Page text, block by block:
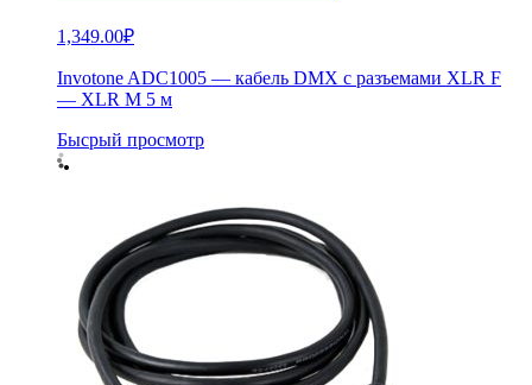
1,349.00₽
Invotone ADC1005 — кабель DMX с разъемами XLR F
— XLR M 5 м
Бысрый просмотр